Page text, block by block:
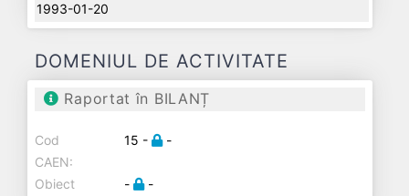
1993-01-20
DOMENIUL DE ACTIVITATE
Raportat în BILANȚ
Cod
CAEN:
15 - -
Obiect
- -